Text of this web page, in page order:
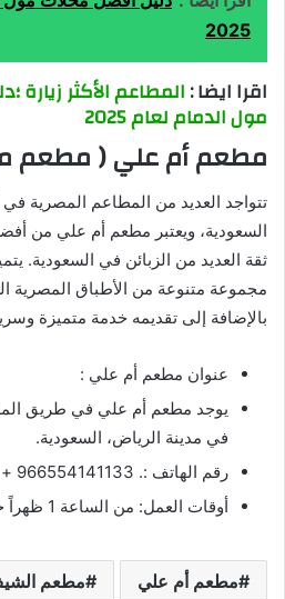
2025
اقرا ايضا :المطاعم الأكثر زيارة
مول الدمام لعام 2025
مطعم أم علي ( مطعم
تتواجد العديد من المطاعم المصرية في
السعودية، ويعتبر مطعم أم علي من
ثقة العديد من الزبائن في السعودية.
مجموعة متنوعة من الأطباق المصرية
بالإضافة إلى تقديمه خدمة متميزة
عنوان مطعم أم علي :
يوجد مطعم أم علي في طريق
في مدينة الرياض، السعودية.
رقم الهاتف :. 966554141133 +
أوقات العمل: من الساعة 1 ظهراً حتى 12 صباحاً.
مطعم أم علي مطعم